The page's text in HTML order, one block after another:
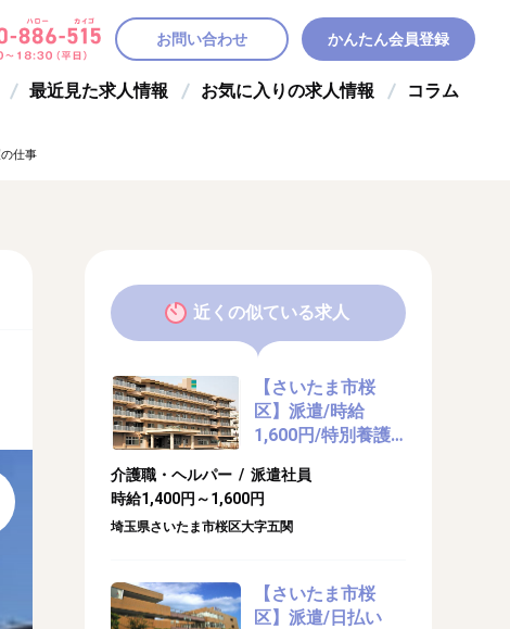
お問い合わせ かんたん会員登録
最近見た求人情報 お気に入りの求人情報 コラム
仕事
近くの似ている求人
【さいたま市桜
区】派遣/時給
1,600円/特別養護
のお仕事
介護職・ヘルパー / 派遣社員
時給1,400円～1,600円
埼玉県さいたま市桜区大字五関
【さいたま市桜
区】派遣/日払い